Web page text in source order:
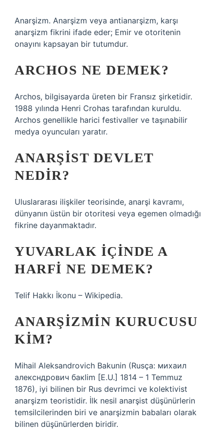
Anarşizm. Anarşizm veya antianarşizm, karşı
anarşizm fikrini ifade eder; Emir ve otoritenin
onayını kapsayan bir tutumdur.
ARCHOS NE DEMEK?
Archos, bilgisayarda üreten bir Fransız şirketidir.
1988 yılında Henri Crohas tarafından kuruldu.
Archos genellikle harici festivaller ve taşınabilir
medya oyuncuları yaratır.
ANARŞIST DEVLET
NEDIR?
Uluslararası ilişkiler teorisinde, anarşi kavramı,
dünyanın üstün bir otoritesi veya egemen olmadığı
fikrine dayanmaktadır.
YUVARLAK IÇINDE A
HARFI NE DEMEK?
Telif Hakkı İkonu – Wikipedia.
ANARŞIZMIN KURUCUSU
KIM?
Mihail Aleksandrovich Bakunin (Rusça: михаил
алексндрович бакlim [E.U.] 1814 – 1 Temmuz
1876), iyi bilinen bir Rus devrimci ve kolektivist
anarşizm teoristidir. İlk nesil anarşist düşünürlerin
temsilcilerinden biri ve anarşizmin babaları olarak
bilinen düşünürlerden biridir.